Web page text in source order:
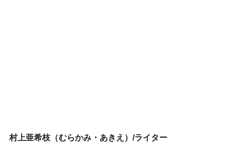
村上亜希枝（むらかみ・あきえ）/ライター